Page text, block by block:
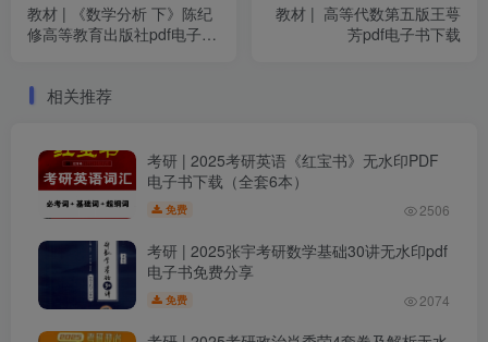
教材 | 《数学分析 下》陈纪
修高等教育出版社pdf电子书
教材 | 高等代数第五版王萼
芳pdf电子书下载
相关推荐
考研 | 2025考研英语《红宝书》无水印PDF
电子书下载（全套6本）
免费 2506
考研 | 2025张宇考研数学基础30讲无水印pdf
电子书免费分享
免费 2074